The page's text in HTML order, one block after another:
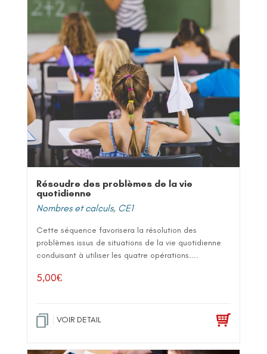
Résoudre des problèmes de la vie
quotidienne
Nombres et calculs, CE1
Cette séquence favorisera la résolution des
problèmes issus de situations de la vie quotidienne
conduisant à utiliser les quatre opérations....
5,00€
VOIR DETAIL